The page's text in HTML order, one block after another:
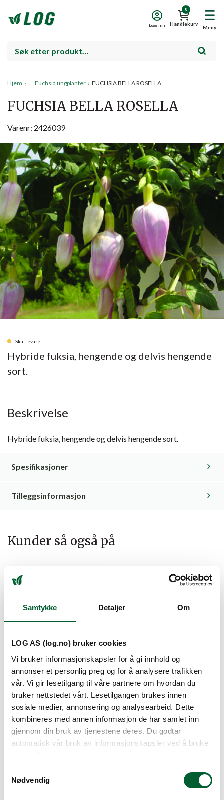
Samtykke Detaljer Om
LOG AS (log.no) bruker cookies
Vi bruker informasjonskapsler for å gi innhold og
annonser et personlig preg og for å analysere trafikken
vår. Vi gir lesetilgang til våre partnere om hvordan du
bruker nettstedet vårt. Lesetilgangen brukes innen
sosiale medier, annonsering og analysearbeid. Dette
kombineres med annen informasjon de har samlet inn
gjennom din bruk av tjenestene deres. Du godtar
automatisk vår bruk av informasjonskapsler ved å bruke
Nødvendig
Meny
0
Handlekurv
Logg inn
Hjem › Fuchsia ungplanter › FUCHSIA BELLA ROSELLA
FUCHSIA BELLA ROSELLA
Varenr: 2426039
Skaffevare
Hybride fuksia, hengende og delvis hengende
sort.
Beskrivelse
Hybride fuksia, hengende og delvis hengende sort.
Spesifikasjoner
Tilleggsinformasjon
Kunder så også på
FUCHSIA BELLA
NIKITA
FUCHSIA BELLA
NORA